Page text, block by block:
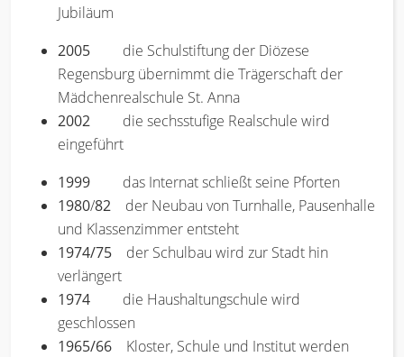
Jubiläum
2005 die Schulstiftung der Diözese
Regensburg übernimmt die Trägerschaft der
Mädchenrealschule St. Anna
2002 die sechsstufige Realschule wird
eingeführt
1999 das Internat schließt seine Pforten
1980/82 der Neubau von Turnhalle, Pausenhalle
und Klassenzimmer entsteht
1974/75 der Schulbau wird zur Stadt hin
verlängert
1974 die Haushaltungschule wird
geschlossen
1965/66 Kloster, Schule und Institut werden